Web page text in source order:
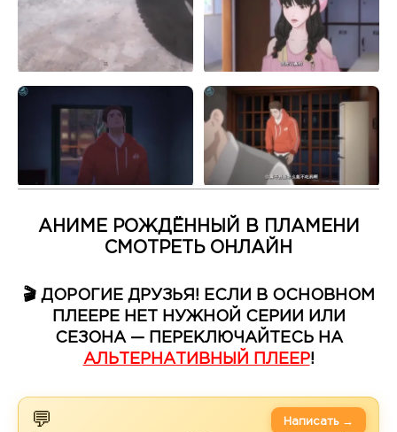
АНИМЕ РОЖДЁННЫЙ В ПЛАМЕНИ
СМОТРЕТЬ ОНЛАЙН
🎬 ДОРОГИЕ ДРУЗЬЯ! ЕСЛИ В ОСНОВНОМ
ПЛЕЕРЕ НЕТ НУЖНОЙ СЕРИИ ИЛИ
СЕЗОНА — ПЕРЕКЛЮЧАЙТЕСЬ НА
АЛЬТЕРНАТИВНЫЙ ПЛЕЕР!
💬 Написать →